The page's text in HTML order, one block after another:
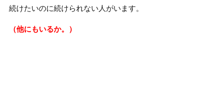
続けたいのに続けられない人がいます。
（他にもいるか。）